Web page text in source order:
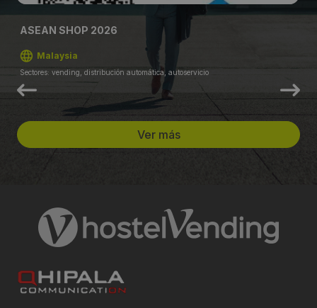
ASEAN SHOP 2026
Malaysia
Sectores: vending, distribución automática, autoservicio
Ver más